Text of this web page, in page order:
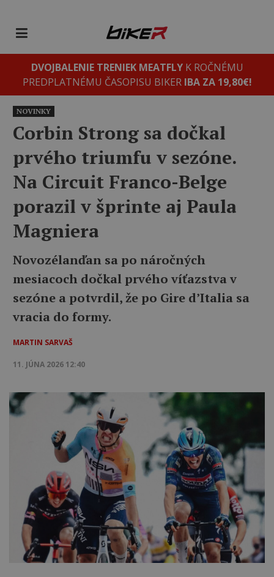
DVOJBALENIE TRENIEK MEATFLYK ROČNÉMU
PREDPLATNÉMU ČASOPISU BIKER IBA ZA 19,80€!
NOVINKY
Corbin Strong sa dočkal
prvého triumfu v sezóne.
Na Circuit Franco-Belge
porazil v šprinte aj Paula
Magniera
Novozélanďan sa po náročných
mesiacoch dočkal prvého víťazstva v
sezóne a potvrdil, že po Gire d’Italia sa
vracia do formy.
MARTIN SARVAŠ
11. JÚNA 2026 12:40